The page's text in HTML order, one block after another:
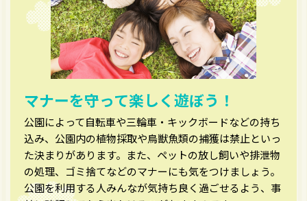
マナーを守って楽しく遊ぼう！
公園によって自転車や三輪車・キックボードなどの持ち
込み、公園内の植物採取や鳥獣魚類の捕獲は禁止といっ
た決まりがあります。また、ペットの放し飼いや排泄物
の処理、ゴミ捨てなどのマナーにも気をつけましょう。
公園を利用する人みんなが気持ち良く過ごせるよう、事